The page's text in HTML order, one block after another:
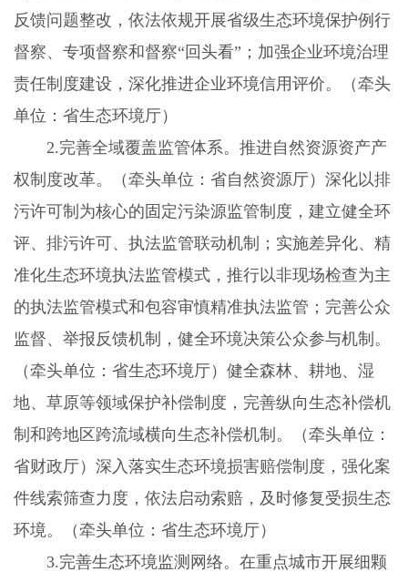
反馈问题整改，依法依规开展省级生态环境保护例行
督察、专项督察和督察“回头看”；加强企业环境治理
责任制度建设，深化推进企业环境信用评价。（牵头
单位：省生态环境厅）
2.完善全域覆盖监管体系。推进自然资源资产产
权制度改革。（牵头单位：省自然资源厅）深化以排
污许可制为核心的固定污染源监管制度，建立健全环
评、排污许可、执法监管联动机制；实施差异化、精
准化生态环境执法监管模式，推行以非现场检查为主
的执法监管模式和包容审慎精准执法监管；完善公众
监督、举报反馈机制，健全环境决策公众参与机制。
（牵头单位：省生态环境厅）健全森林、耕地、湿
地、草原等领域保护补偿制度，完善纵向生态补偿机
制和跨地区跨流域横向生态补偿机制。（牵头单位：
省财政厅）深入落实生态环境损害赔偿制度，强化案
件线索筛查力度，依法启动索赔，及时修复受损生态
环境。（牵头单位：省生态环境厅）
3.完善生态环境监测网络。在重点城市开展细颗